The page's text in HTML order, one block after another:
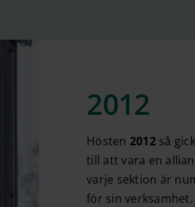
2012
Hösten 2012så
till att vara en
varje sektion är
för sin